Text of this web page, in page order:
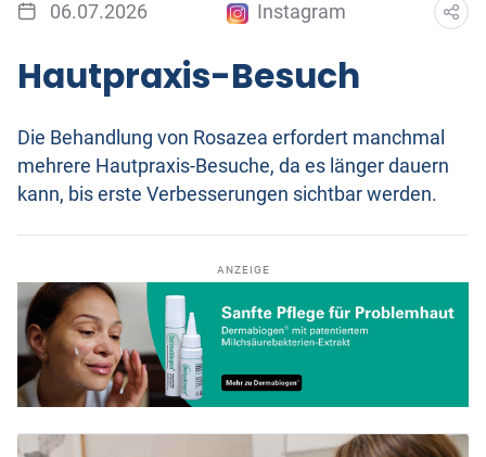
06.07.2026 Instagram
Hautpraxis-Besuch
Die Behandlung von Rosazea erfordert manchmal
mehrere Hautpraxis-Besuche, da es länger dauern
kann, bis erste Verbesserungen sichtbar werden.
ANZEIGE